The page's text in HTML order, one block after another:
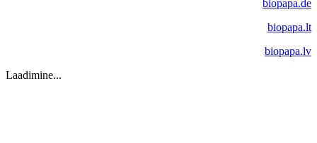
biopapa.de
biopapa.lt
biopapa.lv
Laadimine...